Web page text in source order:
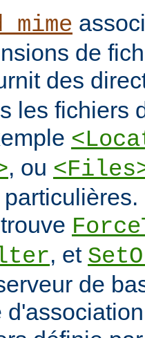
de
des
les fichiers
, ou
, et
de